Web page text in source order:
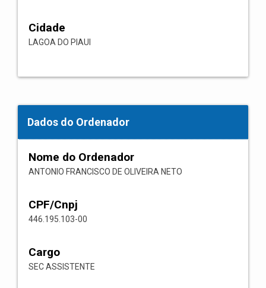
Cidade
LAGOA DO PIAUI
Dados do Ordenador
Nome do Ordenador
ANTONIO FRANCISCO DE OLIVEIRA NETO
CPF/Cnpj
446.195.103-00
Cargo
SEC ASSISTENTE